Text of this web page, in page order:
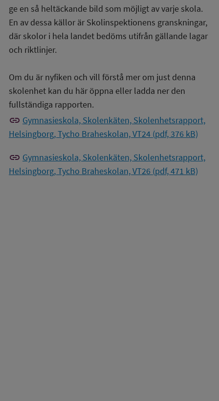
ge en så heltäckande bild som möjligt av varje skola.
En av dessa källor är Skolinspektionens granskningar,
där skolor i hela landet bedöms utifrån gällande lagar
och riktlinjer.
Om du är nyfiken och vill förstå mer om just denna
skolenhet kan du här öppna eller ladda ner den
fullständiga rapporten.
link Gymnasieskola, Skolenkäten, Skolenhetsrapport,
Helsingborg, Tycho Braheskolan, VT24 (pdf, 376 kB)
link Gymnasieskola, Skolenkäten, Skolenhetsrapport,
Helsingborg, Tycho Braheskolan, VT26 (pdf, 471 kB)